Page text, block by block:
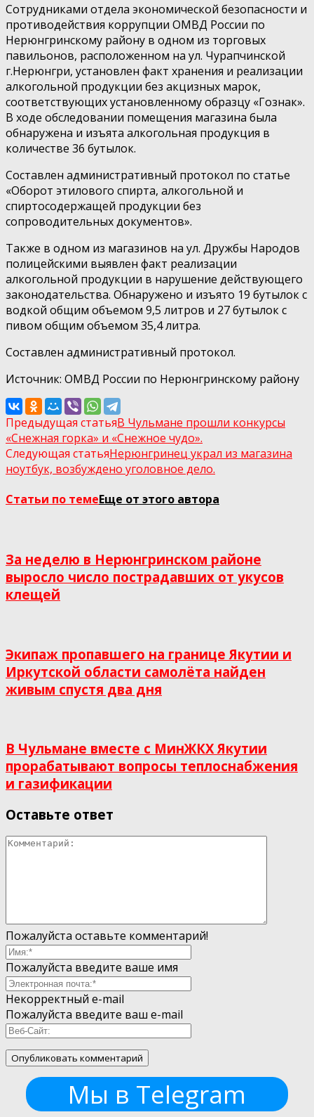
Сотрудниками отдела экономической безопасности и
противодействия коррупции ОМВД России по
Нерюнгринскому району в одном из торговых
павильонов, расположенном на ул. Чурапчинской
г.Нерюнгри, установлен факт хранения и реализации
алкогольной продукции без акцизных марок,
соответствующих установленному образцу «Гознак».
В ходе обследовании помещения магазина была
обнаружена и изъята алкогольная продукция в
количестве 36 бутылок.
Составлен административный протокол по статье
«Оборот этилового спирта, алкогольной и
спиртосодержащей продукции без
сопроводительных документов».
Также в одном из магазинов на ул. Дружбы Народов
полицейскими выявлен факт реализации
алкогольной продукции в нарушение действующего
законодательства. Обнаружено и изъято 19 бутылок с
водкой общим объемом 9,5 литров и 27 бутылок с
пивом общим объемом 35,4 литра.
Составлен административный протокол.
Источник: ОМВД России по Нерюнгринскому району
Предыдущая статьяВ Чульмане прошли конкурсы
«Снежная горка» и «Снежное чудо».
Следующая статьяНерюнгринец украл из магазина
ноутбук, возбуждено уголовное дело.
Статьи по темеЕще от этого автора
За неделю в Нерюнгринском районе
выросло число пострадавших от укусов
клещей
Экипаж пропавшего на границе Якутии и
Иркутской области самолёта найден
живым спустя два дня
В Чульмане вместе с МинЖКХ Якутии
прорабатывают вопросы теплоснабжения
и газификации
Оставьте ответ
Пожалуйста оставьте комментарий!
Пожалуйста введите ваше имя
Некорректный e-mail
Пожалуйста введите ваш e-mail
Мы в Telegram